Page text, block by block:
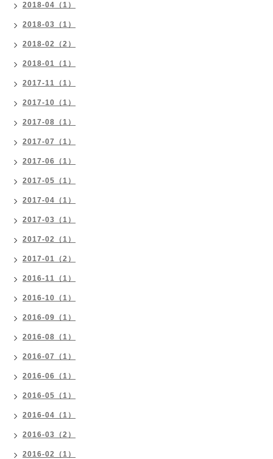
2018-04（1）
2018-03（1）
2018-02（2）
2018-01（1）
2017-11（1）
2017-10（1）
2017-08（1）
2017-07（1）
2017-06（1）
2017-05（1）
2017-04（1）
2017-03（1）
2017-02（1）
2017-01（2）
2016-11（1）
2016-10（1）
2016-09（1）
2016-08（1）
2016-07（1）
2016-06（1）
2016-05（1）
2016-04（1）
2016-03（2）
2016-02（1）